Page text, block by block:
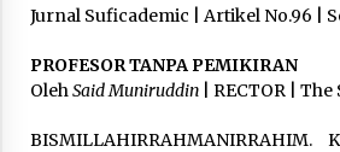
3 months ago
Takut Mati
3 months ago
Jurnal Suficademic | Artikel No.96 |
PROFESOR TANPA PEMIKIRAN
Oleh Said Muniruddin| RECTOR | The